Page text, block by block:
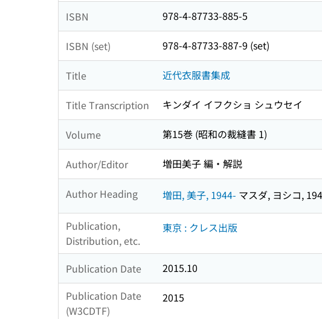
ISBN 978-4-87733-885-5
ISBN (set) 978-4-87733-887-9 (set)
Title 近代衣服書集成
Title Transcription キンダイ イフクショ シュウセイ
Volume 第15巻 (昭和の裁縫書 1)
Author/Editor 増田美子 編・解説
Author Heading 増田, 美子, 1944- マスダ, ヨシコ,
Publication,
Distribution, etc.
東京 : クレス出版
Publication Date
2015.10
Publication Date
(W3CDTF)
2015